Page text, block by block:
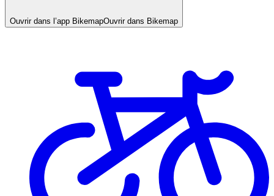
Ouvrir dans l’app BikemapOuvrir dans Bikemap